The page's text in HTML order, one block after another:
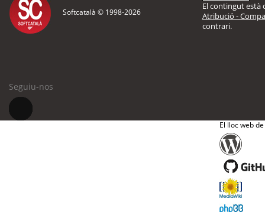
Softcatalà © 1998-2026
El contingut està
Atribució -
contrari.
Seguiu-nos
El lloc web